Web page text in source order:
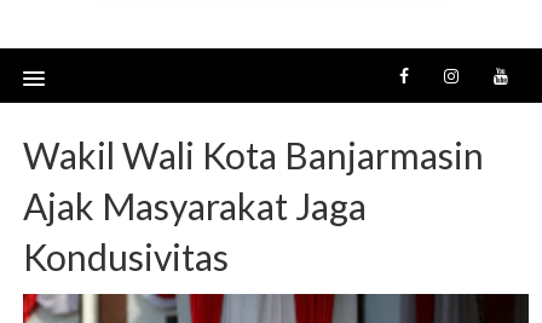
Wakil Wali Kota Banjarmasin
Ajak Masyarakat Jaga
Kondusivitas